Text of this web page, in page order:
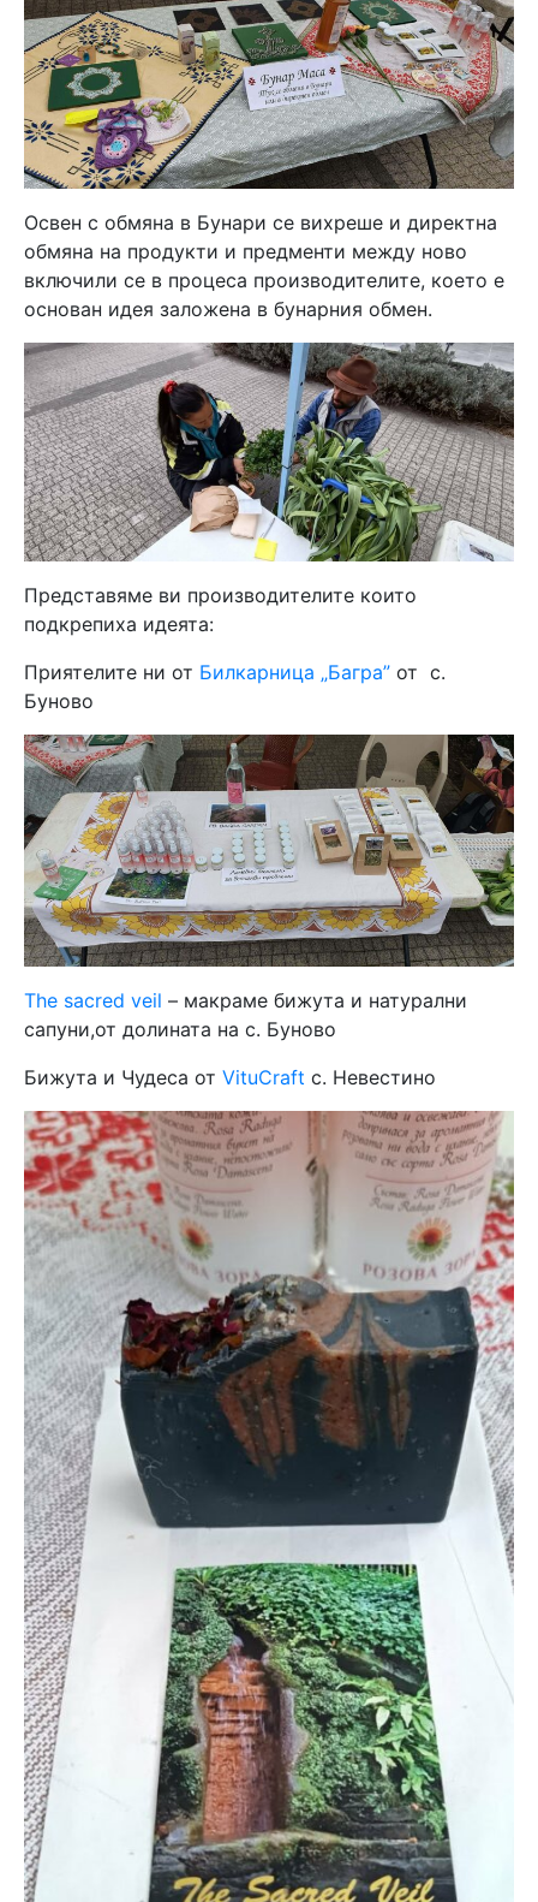
Освен с обмяна в Бунари се вихреше и директна
обмяна на продукти и предменти между ново
включили се в процеса производителите, което е
основан идея заложена в бунарния обмен.
Представяме ви производителите които
подкрепиха идеята:
Приятелите ни от Билкарница „Багра” от с.
Буново
The sacred veil – макраме бижута и натурални
сапуни,от долината на с. Буново
Бижута и Чудеса от VituCraft с. Невестино